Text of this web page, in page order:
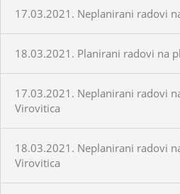
17.03.2021. Neplanirani radovi
18.03.2021. Planirani radovi na
17.03.2021. Neplanirani radovi
Virovitica
18.03.2021. Neplanirani radovi
Virovitica